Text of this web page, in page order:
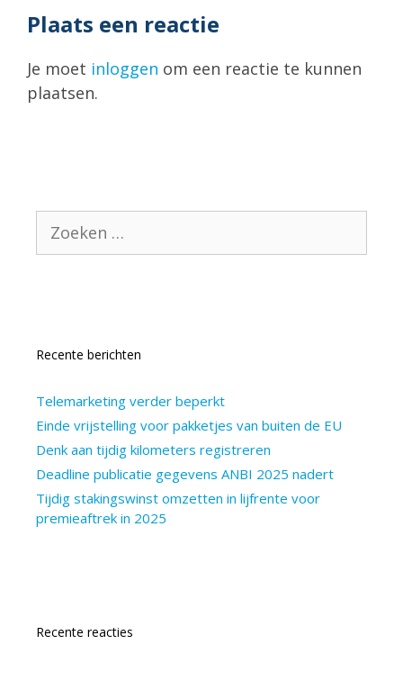
Plaats een reactie
Je moet inloggen om een reactie te kunnen
plaatsen.
naar:
Recente berichten
Telemarketing verder beperkt
Einde vrijstelling voor pakketjes van buiten de EU
Denk aan tijdig kilometers registreren
Deadline publicatie gegevens ANBI 2025 nadert
Tijdig stakingswinst omzetten in lijfrente voor
premieaftrek in 2025
Recente reacties